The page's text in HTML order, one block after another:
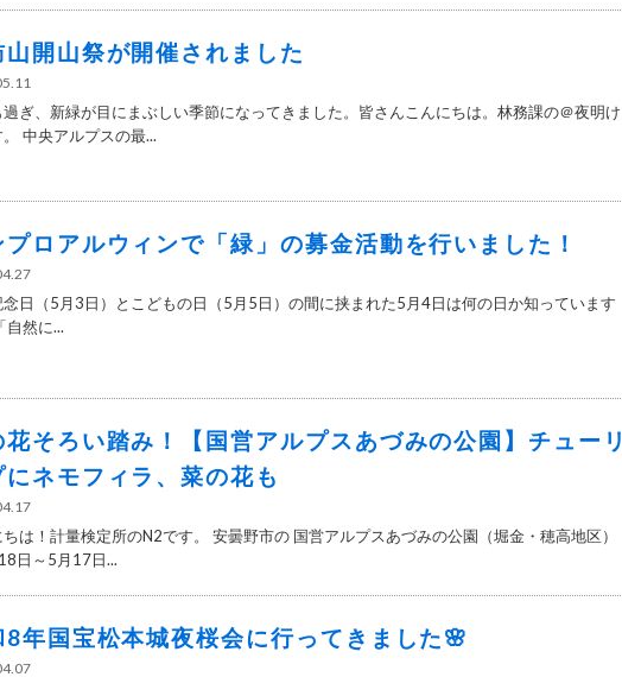
山開山祭が開催されました
過ぎ、新緑が目にまぶしい季節になってきました。皆さんこんにちは。林務課の＠夜明け
中央アルプスの最...
プロアルウィンで「緑」の募金活動を行いました！
念日（5月3日）とこどもの日（5月5日）の間に挟まれた5月4日は何の日か知っています
自然に...
花そろい踏み！【国営アルプスあづみの公園】チューリ
にネモフィラ、菜の花も
ちは！計量検定所のN2です。 安曇野市の 国営アルプスあづみの公園（堀金・穂高地区）
日～5月17日...
8年国宝松本城夜桜会に行ってきました🌸